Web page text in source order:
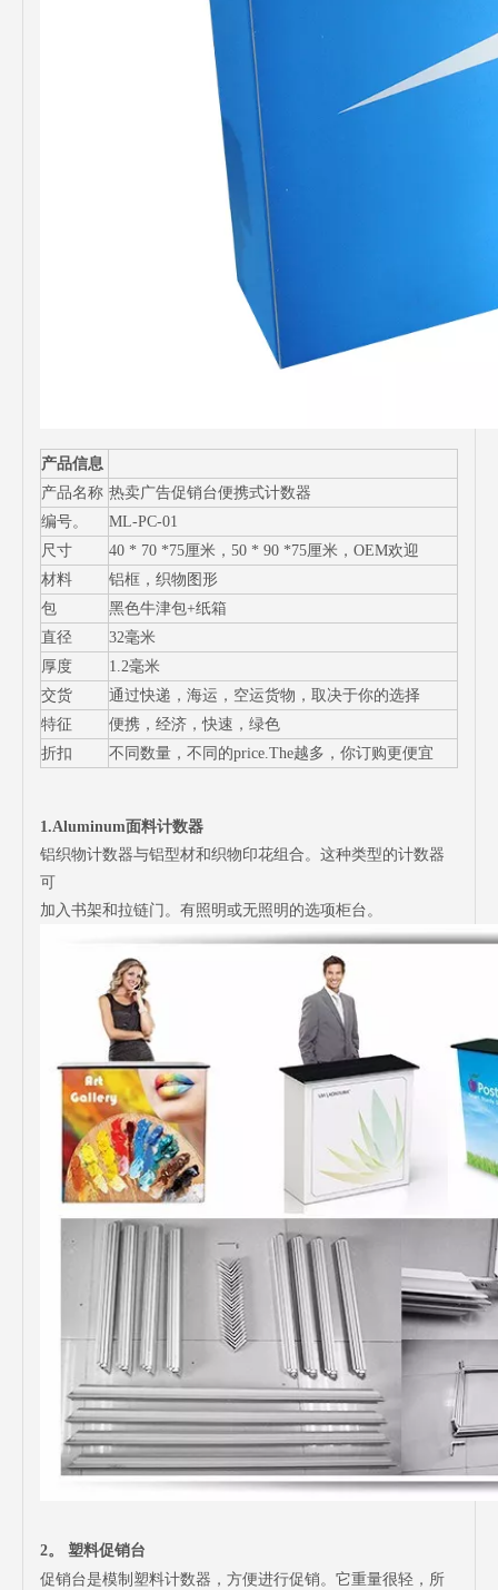
产品信息
产品名称 热卖广告促销台便携式计数器
编号。
ML-PC-01
尺寸
40 * 70 *75厘米，50 * 90 *75厘米，OEM欢迎
材料
铝框，织物图形
包
黑色牛津包+纸箱
直径
32毫米
厚度
1.2毫米
交货
通过快递，海运，空运货物，取决于你的选择
特征
便携，经济，快速，绿色
折扣
不同数量，不同的price.The越多，你订购更便宜
1.Aluminum面料计数器
铝织物计数器与铝型材和织物印花组合。这种类型的计数器
可
加入书架和拉链门。有照明或无照明的选项柜台。
2。
塑料促销台
促销台是模制塑料计数器，方便进行促销。它重量很轻，所